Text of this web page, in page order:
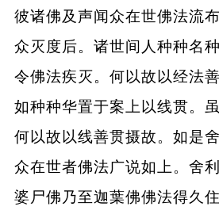
彼诸佛及声闻众在世佛法流
众灭度后。诸世间人种种名
令佛法疾灭。何以故以经法
如种种华置于案上以线贯。
何以故以线善贯摄故。如是
众在世者佛法广说如上。舍
婆尸佛乃至迦葉佛佛法得久